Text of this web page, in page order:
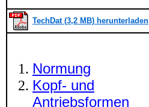
TechDat (3,2 MB) herunterladen
Normung
Kopf- und
Antriebsformen